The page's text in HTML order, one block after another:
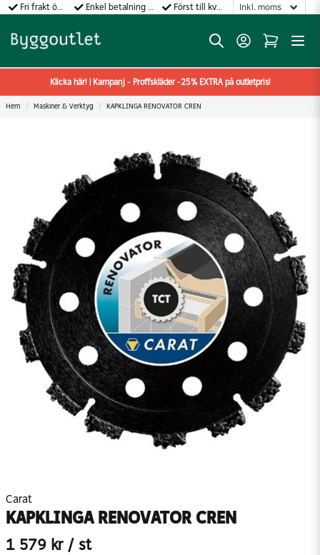
Fri frakt över 499:- Enkel betalning med Klarna Först till kvarn gäller!
Klicka här! | Kampanj - Proffskläder -25% EXTRA på outletpris!
Hem Maskiner & Verktyg KAPKLINGA RENOVATOR CREN
Carat
KAPKLINGA RENOVATOR CREN
1 579 kr / st